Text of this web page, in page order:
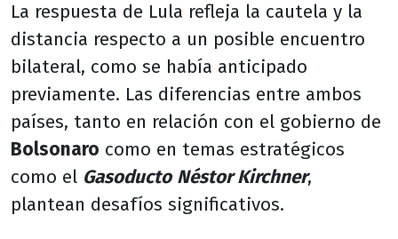
La respuesta de Lula refleja la cautela y la
distancia respecto a un posible encuentro
bilateral, como se había anticipado
previamente. Las diferencias entre ambos
países, tanto en relación con el gobierno de
Bolsonaro como en temas estratégicos
como el Gasoducto Néstor Kirchner,
plantean desafíos significativos.